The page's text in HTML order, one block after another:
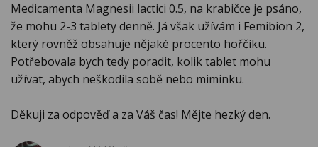
Medicamenta Magnesii lactici 0.5, na krabičce je psáno,
že mohu 2-3 tablety denně. Já však užívám i Femibion 2,
který rovněž obsahuje nějaké procento hořčíku.
Potřebovala bych tedy poradit, kolik tablet mohu
užívat, abych neškodila sobě nebo miminku.
Děkuji za odpověď a za Váš čas! Mějte hezký den.